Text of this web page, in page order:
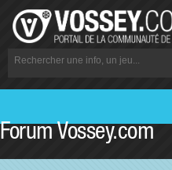
Forum Vossey.com